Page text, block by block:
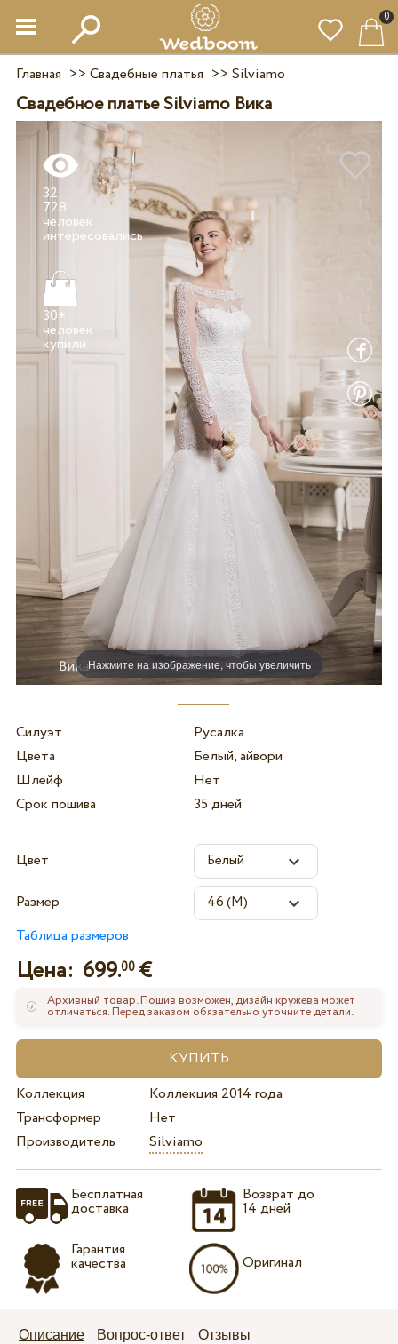
0
Главная >> Свадебные платья >> Silviamo
Свадебное платье Silviamo Вика
Нажмите на изображение, чтобы увеличить
32
728
человек
интересовались
30+
человек
Силуэт
Русалка
Цвета
Белый, айвори
Шлейф
Нет
Срок пошива
35 дней
Цвет
Размер
Таблица размеров
Цена: 699.00€
Архивный товар. Пошив возможен, дизайн кружева может
отличаться. Перед заказом обязательно уточните детали.
Коллекция
Коллекция 2014 года
Трансформер
Нет
Производитель
Silviamo
Бесплатная
доставка
Гарантия
качества
Возврат до
14 дней
Оригинал
Описание Вопрос-ответ Отзывы